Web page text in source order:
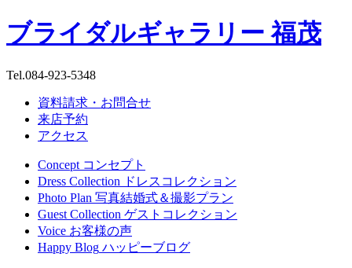
ブライダルギャラリー 福茂
Tel.084-923-5348
資料請求・お問合せ
来店予約
アクセス
Concept コンセプト
Dress Collection ドレスコレクション
Photo Plan 写真結婚式＆撮影プラン
Guest Collection ゲストコレクション
Voice お客様の声
Happy Blog ハッピーブログ